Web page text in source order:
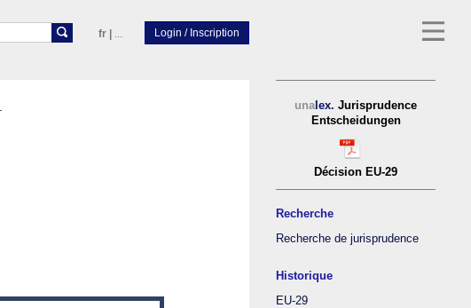
fr |
una lex. Jurisprudence
Entscheidungen
Décision EU-29
Recherche
Recherche de jurisprudence
Historique
EU-29